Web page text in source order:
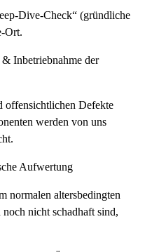
Dive-Check“ (gründliche
Ort.
Inbetriebnahme der
offensichtlichen Defekte
werden von uns
Aufwertung
normalen altersbedingten
nicht schadhaft sind,